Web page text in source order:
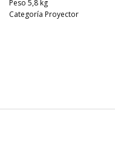
Peso 5,8 kg
Categoría Proyector